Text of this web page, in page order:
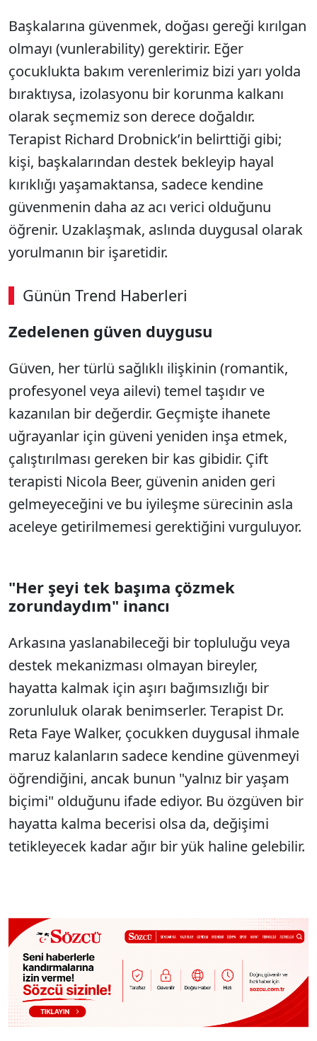
Başkalarına güvenmek, doğası gereği kırılgan
olmayı (vunlerability) gerektirir. Eğer
çocuklukta bakım verenlerimiz bizi yarı yolda
bıraktıysa, izolasyonu bir korunma kalkanı
olarak seçmemiz son derece doğaldır.
Terapist Richard Drobnick’in belirttiği gibi;
kişi, başkalarından destek bekleyip hayal
kırıklığı yaşamaktansa, sadece kendine
güvenmenin daha az acı verici olduğunu
öğrenir. Uzaklaşmak, aslında duygusal olarak
yorulmanın bir işaretidir.
Günün Trend Haberleri
00:02 / 08:15
Zedelenen güven duygusu
Güven, her türlü sağlıklı ilişkinin (romantik,
profesyonel veya ailevi) temel taşıdır ve
kazanılan bir değerdir. Geçmişte ihanete
uğrayanlar için güveni yeniden inşa etmek,
çalıştırılması gereken bir kas gibidir. Çift
terapisti Nicola Beer, güvenin aniden geri
gelmeyeceğini ve bu iyileşme sürecinin asla
aceleye getirilmemesi gerektiğini vurguluyor.
"Her şeyi tek başıma çözmek
zorundaydım" inancı
Arkasına yaslanabileceği bir topluluğu veya
destek mekanizması olmayan bireyler,
hayatta kalmak için aşırı bağımsızlığı bir
zorunluluk olarak benimserler. Terapist Dr.
Reta Faye Walker, çocukken duygusal ihmale
maruz kalanların sadece kendine güvenmeyi
öğrendiğini, ancak bunun "yalnız bir yaşam
biçimi" olduğunu ifade ediyor. Bu özgüven bir
hayatta kalma becerisi olsa da, değişimi
tetikleyecek kadar ağır bir yük haline gelebilir.